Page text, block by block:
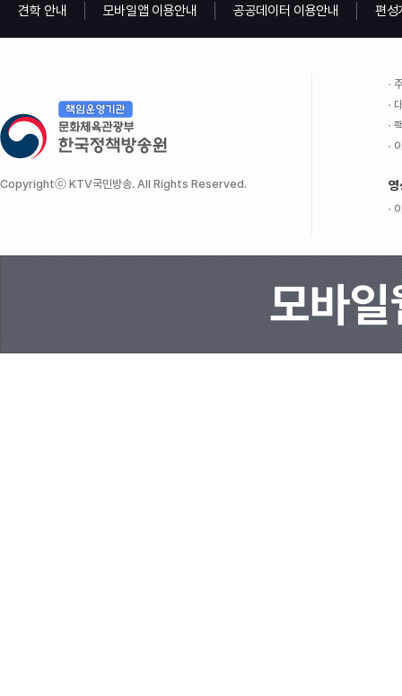
견학 안내 모바일앱 이용안내 공공데이터 이용안내 편성
Copyrightⓒ KTV국민방송. All Rights Reserved. 영
모바